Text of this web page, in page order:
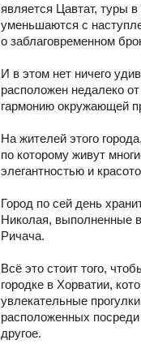
является Цавтат, туры
уменьшаются с
о заблаговременном
И в этом нет ничего
расположен недалеко
гармонию окружающей
На жителей этого
по которому живут
элегантностью и
Город по сей день
Николая, выполненные
Ричача.
Всё это стоит того,
городке в Хорватии,
увлекательные
расположенных
другое.